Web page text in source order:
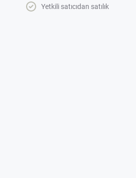
Yetkili satıcıdan satılık